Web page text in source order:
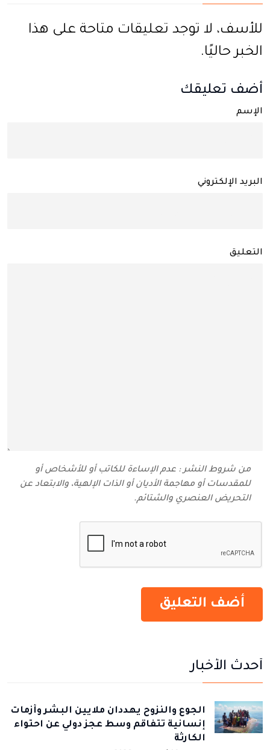
للأسف، لا توجد تعليقات متاحة على هذا
الخبر حاليًا.
أضف تعليقك
الإسم
البريد الإلكتروني
التعليق
من شروط النشر : عدم الإساءة للكاتب أو للأشخاص أو
للمقدسات أو مهاجمة الأديان أو الذات الإلهية، والابتعاد عن
التحريض العنصري والشتائم‬.
أحدث الأخبار
الجوع والنزوح يهددان ملايين البشر وأزمات
إنسانية تتفاقم وسط عجز دولي عن احتواء
الكارثة